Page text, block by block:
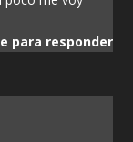
para responder